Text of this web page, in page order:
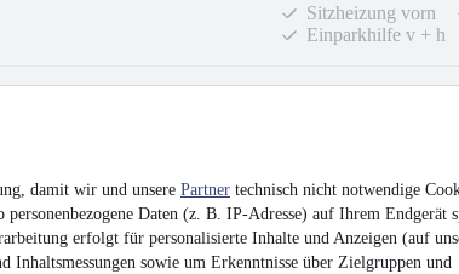
damit wir und unsere Partner technisch nicht notwendige
personenbezogene Daten (z. B. IP-Adresse) auf Ihrem Endgerät
erfolgt für personalisierte Inhalte und Anzeigen (auf
Inhaltsmessungen sowie um Erkenntnisse über Zielgruppen und
Sitzheizung vorn
Einparkhilfe v + h
Volkswagen Golf
Plus
27.333 €
26.333 €¹